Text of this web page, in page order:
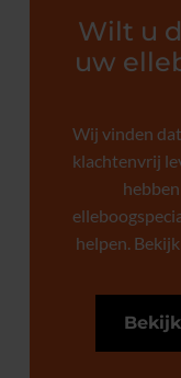
Wilt u
uw
Wij vinden
klachtenvrij
helpen.